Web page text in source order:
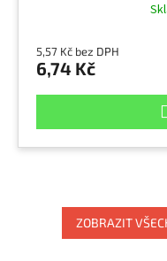
5,57 Kč bez DPH
6,74 Kč
ZOBRAZIT